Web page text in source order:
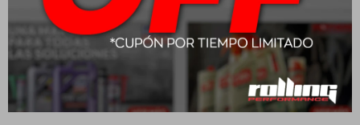
Mobil Permazone 50/50
Antifreeze 1L Verde